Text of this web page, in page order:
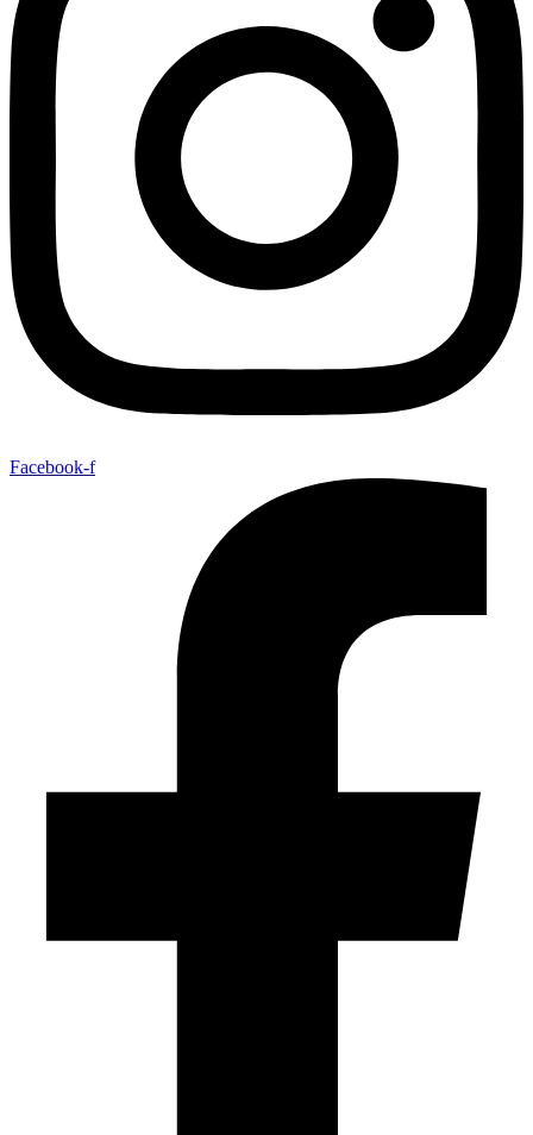
Facebook-f